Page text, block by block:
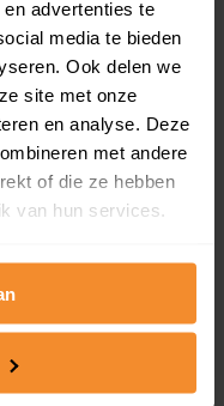
advertenties te
media te bieden
Ook delen we
site met onze
en analyse. Deze
met andere
of die ze hebben
van hun services.
71%
Huurwoningen